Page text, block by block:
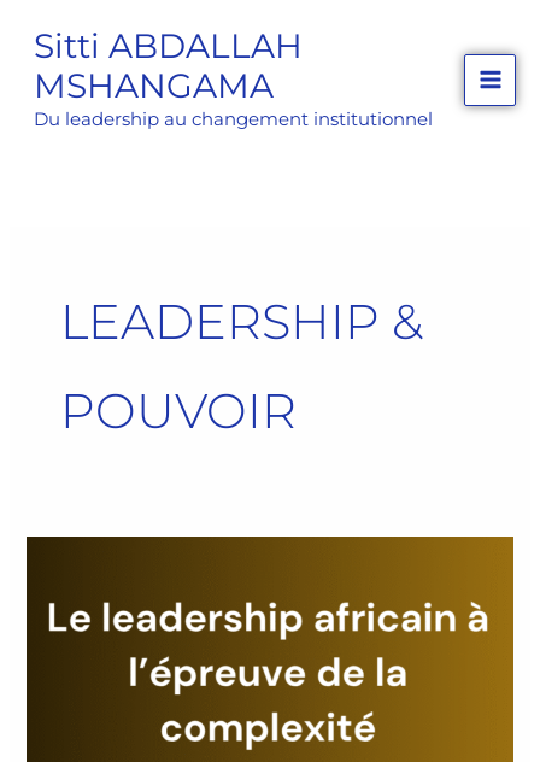
contenu
Sitti ABDALLAH
MSHANGAMA
Du leadership au changement institutionnel
LEADERSHIP &
POUVOIR
africain